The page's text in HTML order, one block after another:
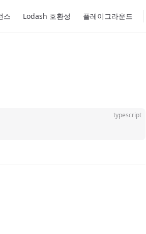
스 Lodash 호환성 플레이그라운드
typescript